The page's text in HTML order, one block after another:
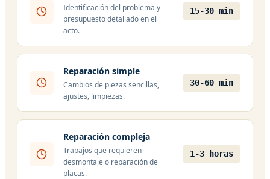
Identificación del problema y
presupuesto detallado en el
acto.
15-30 min
Reparación simple
Cambios de piezas sencillas,
ajustes, limpiezas.
30-60 min
Reparación compleja
Trabajos que requieren
desmontaje o reparación de
placas.
1-3 horas